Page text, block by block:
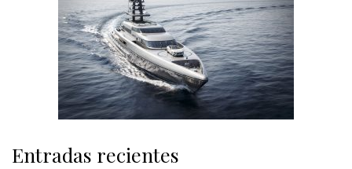
Entradas recientes